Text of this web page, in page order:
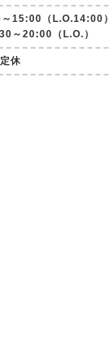
15:00（L.O.14:00）
～20:00（L.O.）
休